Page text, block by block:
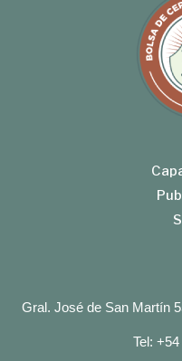
Gral. José de San Martín
Tel: